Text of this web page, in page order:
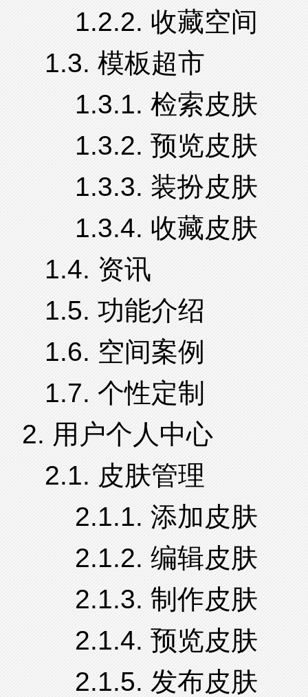
1.2.2. 收藏空间
1.3. 模板超市
1.3.1. 检索皮肤
1.3.2. 预览皮肤
1.3.3. 装扮皮肤
1.3.4. 收藏皮肤
1.4. 资讯
1.5. 功能介绍
1.6. 空间案例
1.7. 个性定制
2. 用户个人中心
2.1. 皮肤管理
2.1.1. 添加皮肤
2.1.2. 编辑皮肤
2.1.3. 制作皮肤
2.1.4. 预览皮肤
2.1.5. 发布皮肤